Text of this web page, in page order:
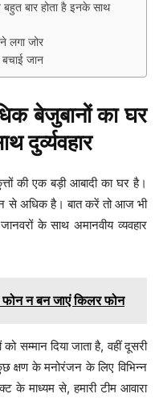
बार होता है इनके साथ
लगा जोर
बचाई जान
बेजुबानों का घर
दुर्व्यवहार
की एक बड़ी आबादी का घर है।
से अधिक है। बात करें तो आज भी
के साथ अमानवीय व्यवहार
न बन जाएं किलर फोन
दिया जाता है, वहीं दूसरी
क्षण के मनोरंजन के लिए विभिन्न
के माध्यम से, हमारी टीम आवारा